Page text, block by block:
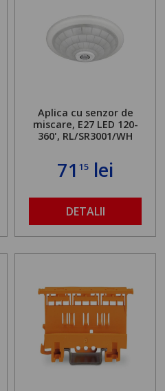
Aplica cu senzor de
miscare, E27 LED 120-
360', RL/SR3001/WH
7115 lei
DETALII